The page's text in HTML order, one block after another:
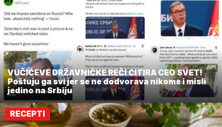
VUČIĆEVE DRŽAVNIČKE REČI CITIRA CEO SVET!
Poštuju ga svi jer se ne dodvorava nikome i misli
jedino na Srbiju
RECEPTI